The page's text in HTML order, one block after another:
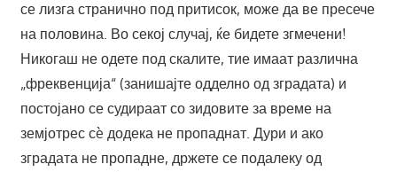
се лизга странично под притисок, може да ве пресече
на половина. Во секој случај, ќе бидете згмечени!
Никогаш не одете под скалите, тие имаат различна
„фреквенција“ (занишајте одделно од зградата) и
постојано се судираат со зидовите за време на
земјотрес сè додека не пропаднат. Дури и ако
зградата не пропадне, држете се подалеку од